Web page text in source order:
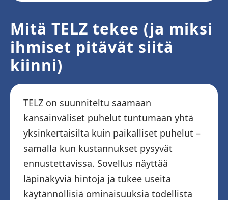
Mitä TELZ tekee (ja miksi
ihmiset pitävät siitä
kiinni)
TELZ on suunniteltu saamaan
kansainväliset puhelut tuntumaan yhtä
yksinkertaisilta kuin paikalliset puhelut –
samalla kun kustannukset pysyvät
ennustettavissa. Sovellus näyttää
läpinäkyviä hintoja ja tukee useita
käytännöllisiä ominaisuuksia todellista